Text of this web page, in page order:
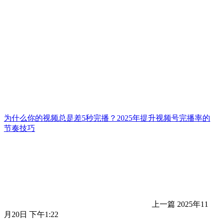
为什么你的视频总是差5秒完播？2025年提升视频号完播率的
节奏技巧
上一篇 2025年11
月20日 下午1:22